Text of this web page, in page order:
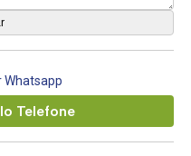
Whatsapp
Telefone